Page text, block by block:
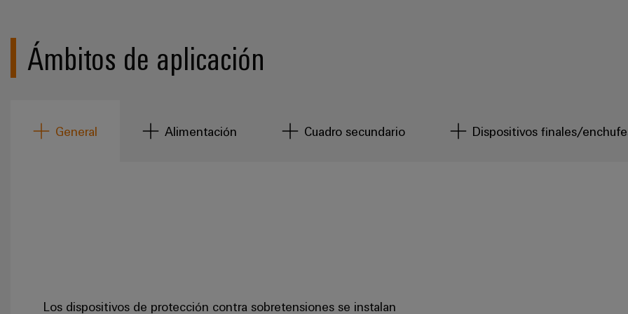
Ámbitos de aplicación
General Alimentación Cuadro secundario Dispositivos finales/
Los dispositivos de protección contra sobretensiones se instalan